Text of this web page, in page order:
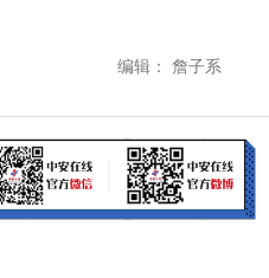
编辑： 詹子系